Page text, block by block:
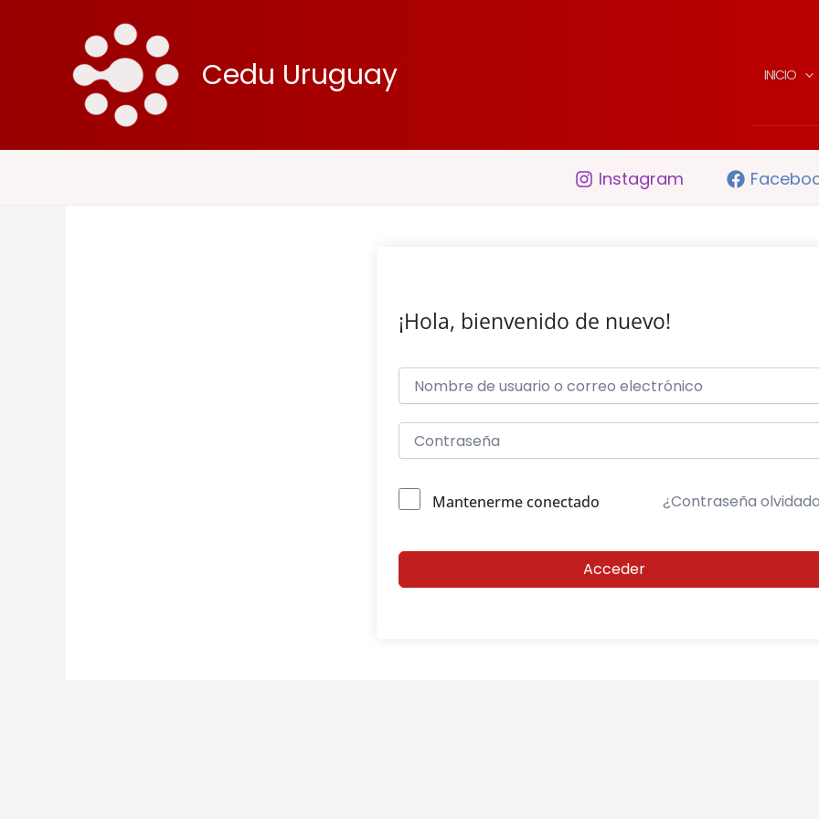
contenido
Cedu Uruguay INICIO
Instagram
¡Hola, bienvenido de nuevo!
Mantenerme conectado ¿Contraseña
Acceder